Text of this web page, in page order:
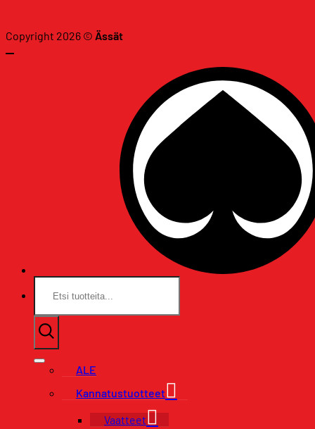
Copyright 2026 © Ässät
Etsi:
ALE
Kannatustuotteet
Vaatteet